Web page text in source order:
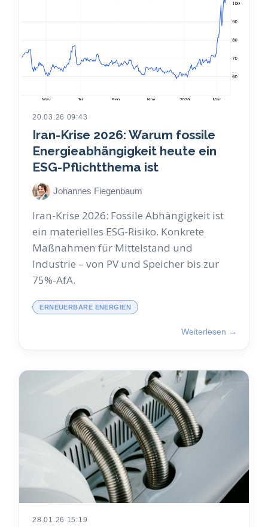
20.03.26 09:43
Iran-Krise 2026: Warum fossile
Energieabhängigkeit heute ein
ESG-Pflichtthema ist
Johannes Fiegenbaum
Iran-Krise 2026: Fossile Abhängigkeit ist
ein materielles ESG-Risiko. Konkrete
Maßnahmen für Mittelstand und
Industrie – von PV und Speicher bis zur
75%-AfA.
ERNEUERBARE ENERGIEN
Weiterlesen →
28.01.26 15:19